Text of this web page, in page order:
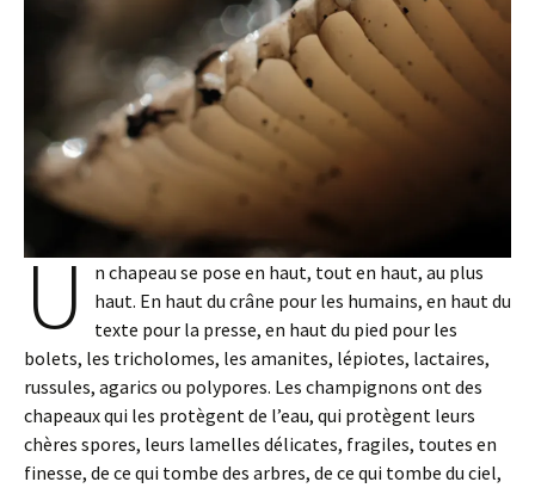
U n chapeau se pose en haut, tout en haut, au plus
haut. En haut du crâne pour les humains, en haut du
texte pour la presse, en haut du pied pour les
bolets, les tricholomes, les amanites, lépiotes, lactaires,
russules, agarics ou polypores. Les champignons ont des
chapeaux qui les protègent de l’eau, qui protègent leurs
chères spores, leurs lamelles délicates, fragiles, toutes en
finesse, de ce qui tombe des arbres, de ce qui tombe du ciel,